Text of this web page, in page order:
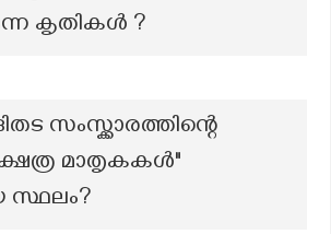
കൃതികൾ ?
സംസ്ക്കാരത്തിന്റെ
മാതൃകകൾ"
സ്ഥലം?